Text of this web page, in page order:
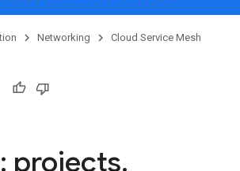
Networking
Cloud Service Mesh
projects.